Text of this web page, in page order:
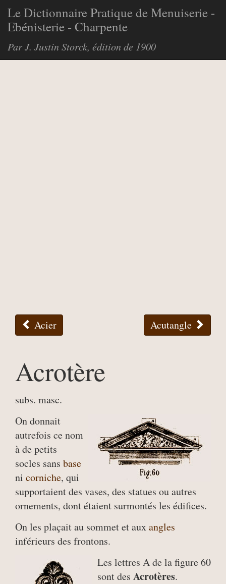
Le Dictionnaire Pratique de Menuiserie -
Ebénisterie - Charpente
Par J. Justin Storck, édition de 1900
Acier Acutangle
Acrotère
subs. masc.
On donnait
autrefois ce nom
à de petits
socles sans base
ni corniche, qui
supportaient des vases, des statues ou autres
ornements, dont étaient surmontés les édifices.
On les plaçait au sommet et auxangles
inférieurs des frontons.
Les lettres A de la figure 60
sont des Acrotères.